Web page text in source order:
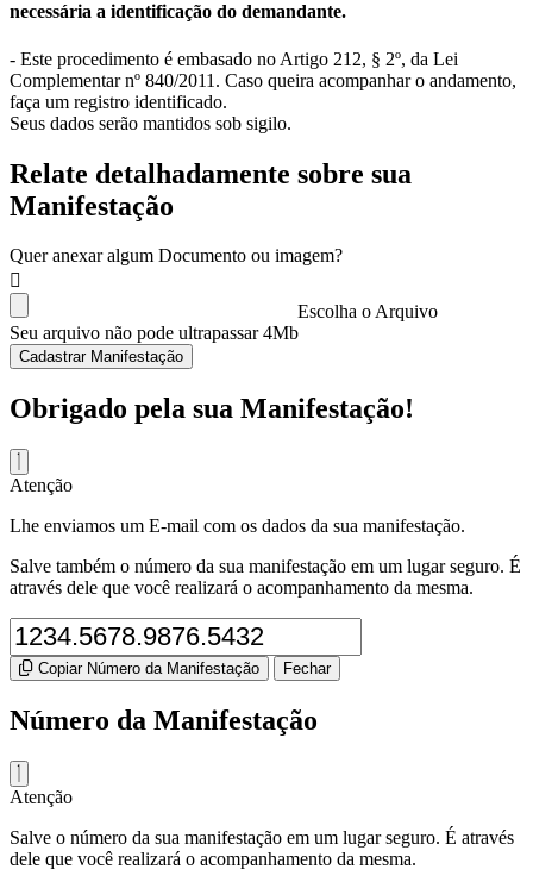
necessária a identificação do demandante.
- Este procedimento é embasado no Artigo 212, § 2º, da Lei
Complementar nº 840/2011. Caso queira acompanhar o andamento,
faça um registro identificado.
Seus dados serão mantidos sob sigilo.
Relate detalhadamente sobre sua
Manifestação
Quer anexar algum Documento ou imagem?
Escolha o Arquivo
Seu arquivo não pode ultrapassar 4Mb
Cadastrar Manifestação
Obrigado pela sua Manifestação!
Atenção
Lhe enviamos um E-mail com os dados da sua manifestação.
Salve também o número da sua manifestação em um lugar seguro. É
através dele que você realizará o acompanhamento da mesma.
Copiar Número da Manifestação Fechar
Número da Manifestação
Atenção
Salve o número da sua manifestação em um lugar seguro. É através
dele que você realizará o acompanhamento da mesma.